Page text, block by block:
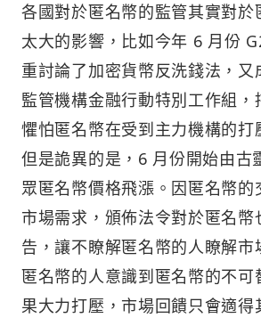
各國對於匿名幣的監管其實對於
太大的影響，比如今年 6 月份
重討論了加密貨幣反洗錢法，又
監管機構金融行動特別工作組，
懼怕匿名幣在受到主力機構的打
但是詭異的是，6 月份開始由古
眾匿名幣價格飛漲。因匿名幣的
市場需求，頒佈法令對於匿名幣
告，讓不瞭解匿名幣的人瞭解市
匿名幣的人意識到匿名幣的不可
果大力打壓，市場回饋只會適得